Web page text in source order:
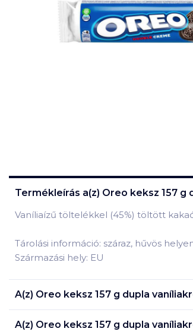
Termékleírás a(z) Oreo keksz 157 g
Vaníliaízű töltelékkel (45%) töltött
Tárolási információ: száraz, hűvös
Származási hely: EU
A(z) Oreo keksz 157 g dupla
A(z) Oreo keksz 157 g dupla